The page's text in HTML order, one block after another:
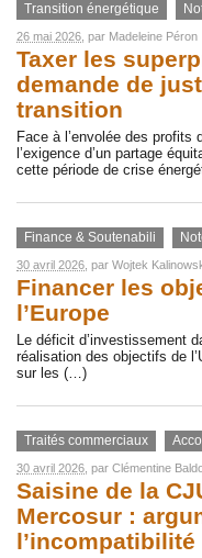
Transition énergétique
26 mai 2026 , par Madeleine Péron
Taxer les
demande de
transition
Face à l’envolée des profits
l’exigence d’un partage
cette période de crise
Finance & Soutenabili
30 avril 2026 , par Wojtek
Financer les
l’Europe
Le déficit d’investissement
réalisation des objectifs de
sur les (…)
Traités commerciaux
30 avril 2026, par Clémentine
Saisine de la
Mercosur :
l’incompatibilité